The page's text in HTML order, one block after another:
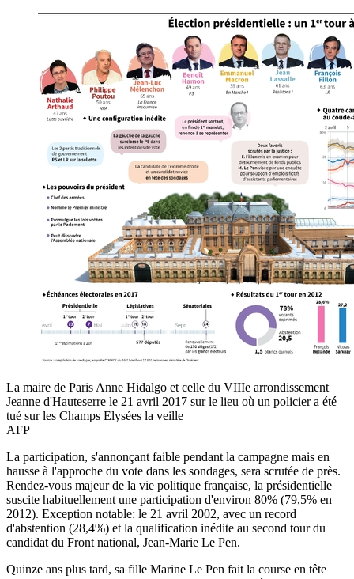
La maire de Paris Anne Hidalgo et celle du VIIIe arrondissement
Jeanne d'Hauteserre le 21 avril 2017 sur le lieu où un policier a été
tué sur les Champs Elysées la veille
AFP
La participation, s'annonçant faible pendant la campagne mais en
hausse à l'approche du vote dans les sondages, sera scrutée de près.
Rendez-vous majeur de la vie politique française, la présidentielle
suscite habituellement une participation d'environ 80% (79,5% en
2012). Exception notable: le 21 avril 2002, avec un record
d'abstention (28,4%) et la qualification inédite au second tour du
candidat du Front national, Jean-Marie Le Pen.
Quinze ans plus tard, sa fille Marine Le Pen fait la course en tête